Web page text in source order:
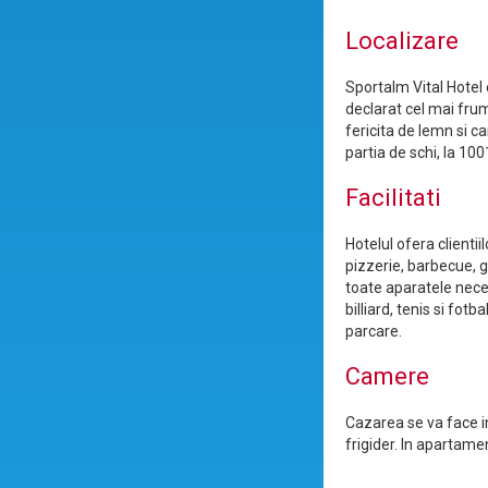
Localizare
Sportalm Vital Hotel
declarat cel mai
fericita de lemn si
partia de schi, la
Facilitati
Hotelul ofera
pizzerie, barbecue,
toate aparatele
billiard, tenis si
parcare.
Camere
Cazarea se va face
frigider. In